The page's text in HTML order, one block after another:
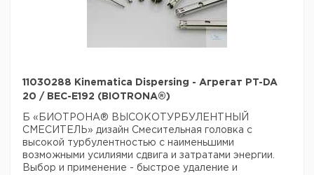
11030288 Kinematica Dispersing - Агрегат PT-DA
20 / BEC-E192 (BIOTRONA®)
Б «БИОТРОНА® ВЫСОКОТУРБУЛЕНТНЫЙ
СМЕСИТЕЛЬ» дизайн Смесительная головка с
высокой турбулентностью с наименьшими
возможными усилиями сдвига и затратами энергии.
Выбор и применение - быстрое удаление и